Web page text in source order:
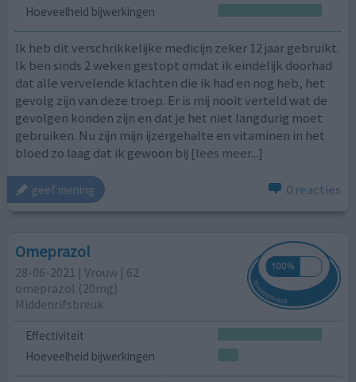
Hoeveelheid bijwerkingen
Ik heb dit verschrikkelijke medicijn zeker 12 jaar gebruikt.
Ik ben sinds 2 weken gestopt omdat ik eindelijk doorhad
dat alle vervelende klachten die ik had en nog heb, het
gevolg zijn van deze troep. Er is mij nooit verteld wat de
gevolgen konden zijn en dat je het niet langdurig moet
gebruiken. Nu zijn mijn ijzergehalte en vitaminen in het
bloed zo laag dat ik gewoon bij [lees meer...]
geef mening 0 reacties
Omeprazol
28-06-2021 | Vrouw | 62
omeprazol (20mg)
Middenrifsbreuk
Effectiviteit
Hoeveelheid bijwerkingen